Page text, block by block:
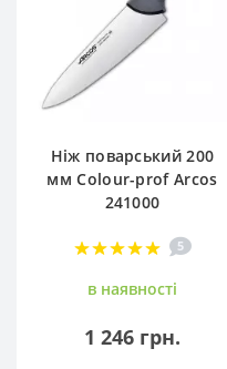
Ніж поварський 200
мм Сolour-prof Arcos
241000
5
в наявностi
1 246 грн.